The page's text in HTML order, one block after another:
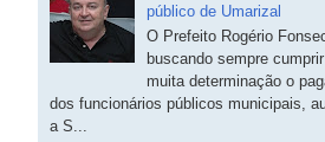
público de Umarizal
O Prefeito Rogério
buscando sempre
muita determinação o
dos funcionários públicos municipais,
a S...